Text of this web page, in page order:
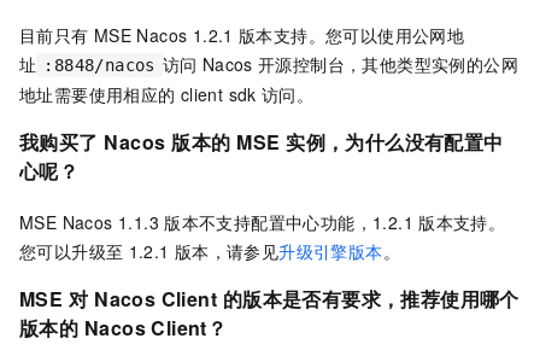
目前只有 MSE Nacos 1.2.1 版本支持。您可以使用公网地
址
:8848/nacos 访问 Nacos 开源控制台，其他类型实例的公网
地址需要使用相应的 client sdk 访问。
我购买了 Nacos 版本的 MSE 实例，为什么没有配置中
心呢？
MSE Nacos 1.1.3 版本不支持配置中心功能，1.2.1 版本支持。
您可以升级至 1.2.1 版本，请参见升级引擎版本。
MSE 对 Nacos Client 的版本是否有要求，推荐使用哪个
版本的 Nacos Client？